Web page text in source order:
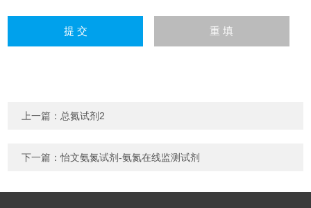
上一篇： 总氮试剂2
下一篇：怡文氨氮试剂-氨氮在线监测试剂